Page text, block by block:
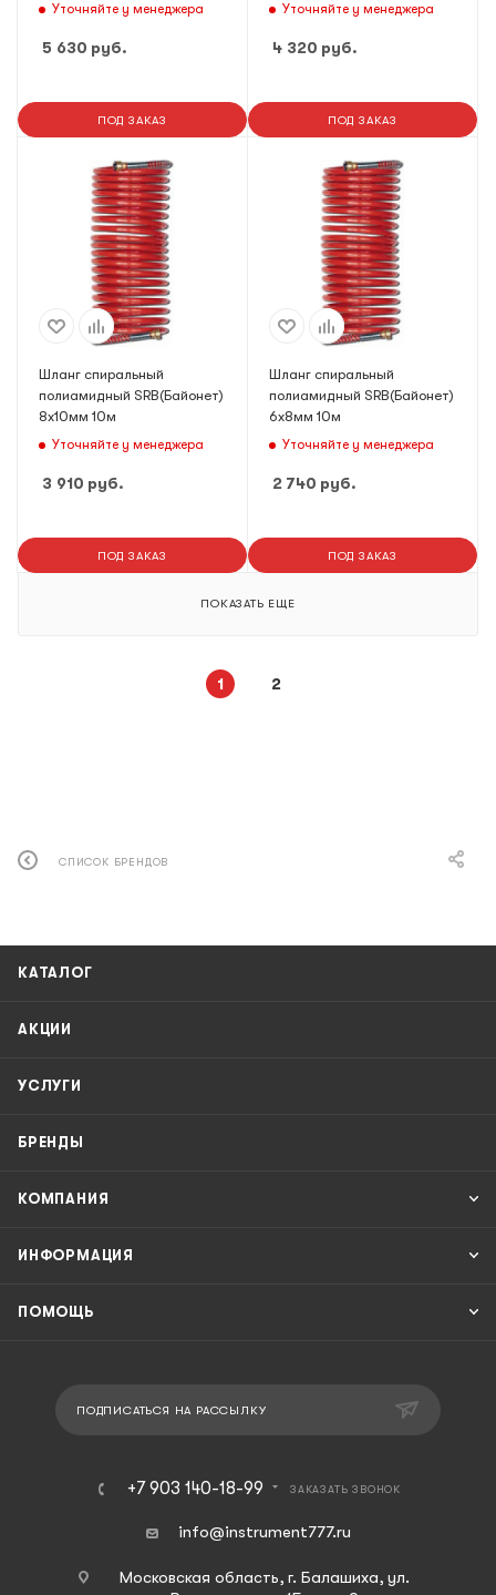
Уточняйте у менеджера
5 630 руб.
ПОД ЗАКАЗ
Уточняйте у менеджера
4 320 руб.
ПОД ЗАКАЗ
Шланг спиральный
полиамидный SRB(Байонет)
8х10мм 10м
Уточняйте у менеджера
3 910 руб.
ПОД ЗАКАЗ
Шланг спиральный
полиамидный SRB(Байонет)
6х8мм 10м
Уточняйте у менеджера
2 740 руб.
ПОД ЗАКАЗ
ПОКАЗАТЬ ЕЩЕ
1 2
СПИСОК БРЕНДОВ
КАТАЛОГ
АКЦИИ
УСЛУГИ
БРЕНДЫ
КОМПАНИЯ
ИНФОРМАЦИЯ
ПОМОЩЬ
ПОДПИСАТЬСЯ НА РАССЫЛКУ
+7 903 140-18-99 ЗАКАЗАТЬ ЗВОНОК
info@instrument777.ru
Московская область, г. Балашиха, ул.